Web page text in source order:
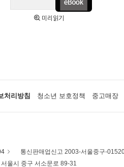
미리읽기
처리방침 청소년 보호정책 중고매장
통신판매업신고 2003-서울중구-
울시 중구 서소문로 89-31